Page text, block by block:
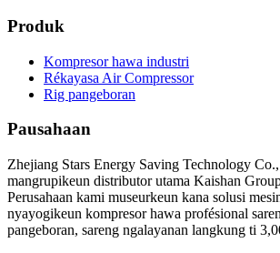
Produk
Kompresor hawa industri
Rékayasa Air Compressor
Rig pangeboran
Pausahaan
Zhejiang Stars Energy Saving Technology
mangrupikeun distributor utama Kaishan
Perusahaan kami museurkeun kana solusi
nyayogikeun kompresor hawa profésional
pangeboran, sareng ngalayanan langkung ti